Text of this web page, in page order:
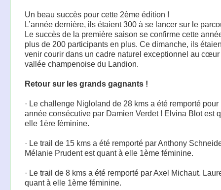
Un beau succès pour cette 2ème édition !
L’année dernière, ils étaient 300 à se lancer sur le
Le succès de la première saison se confirme cette
plus de 200 participants en plus. Ce dimanche, ils
venir courir dans un cadre naturel exceptionnel au
vallée champenoise du Landion.
Retour sur les grands gagnants !
· Le challenge Nigloland de 28 kms a été remporté pour
année consécutive par Damien Verdet ! Elvina Blot est
elle 1ère féminine.
· Le trail de 15 kms a été remporté par Anthony
Mélanie Prudent est quant à elle 1ème féminine.
· Le trail de 8 kms a été remporté par Axel Michaut.
quant à elle 1ème féminine.